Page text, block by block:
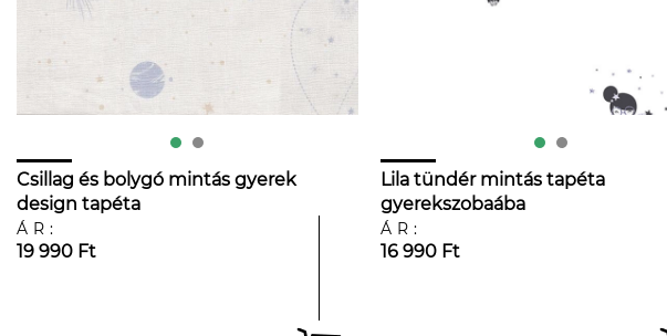
Csillag és bolygó mintás gyerek
design tapéta
ÁR:
19 990 Ft
Lila tündér mintás tapéta
gyerekszobaába
ÁR:
16 990 Ft